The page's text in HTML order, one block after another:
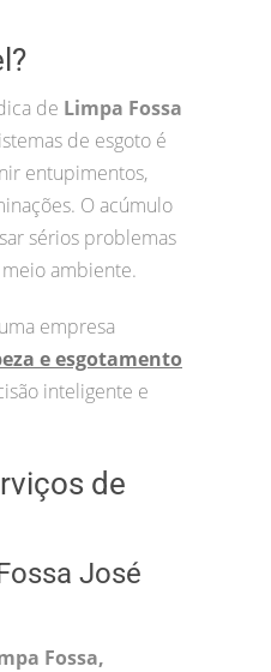
de Limpa Fossa
de esgoto é
entupimentos,
O acúmulo
sérios problemas
ambiente.
empresa
e esgotamento
inteligente e
de
José
Fossa,